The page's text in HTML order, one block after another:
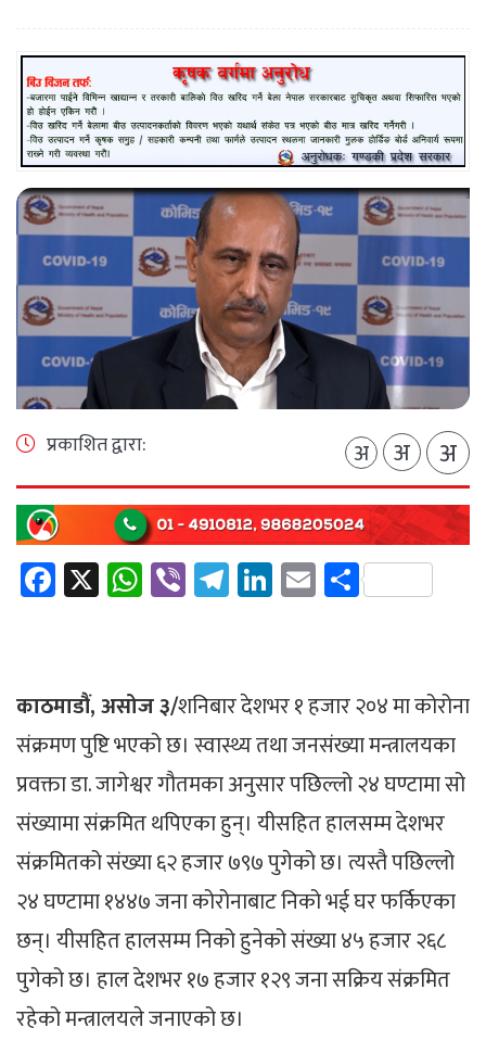
प्रकाशित द्वारा: अ अ अ
Facebook
X WhatsApp
ViberTelegram
LinkedIn
EmailShare
काठमाडौं, असोज ३/शनिबार देशभर १ हजार २०४ मा कोरोना
संक्रमण पुष्टि भएको छ। स्वास्थ्य तथा जनसंख्या मन्त्रालयका
प्रवक्ता डा. जागेश्वर गौतमका अनुसार पछिल्लो २४ घण्टामा सो
संख्यामा संक्रमित थपिएका हुन्। यीसहित हालसम्म देशभर
संक्रमितको संख्या ६२ हजार ७९७ पुगेको छ। त्यस्तै पछिल्लो
२४ घण्टामा १४४७ जना कोरोनाबाट निको भई घर फर्किएका
छन्। यीसहित हालसम्म निको हुनेको संख्या ४५ हजार २६८
पुगेको छ। हाल देशभर १७ हजार १२९ जना सक्रिय संक्रमित
रहेको मन्त्रालयले जनाएको छ।